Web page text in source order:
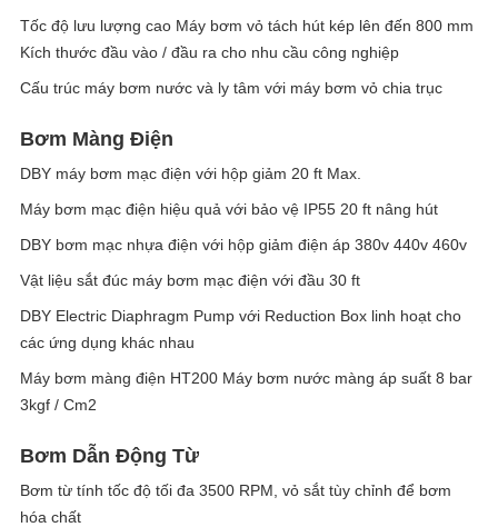
Tốc độ lưu lượng cao Máy bơm vỏ tách hút kép lên đến 800 mm
Kích thước đầu vào / đầu ra cho nhu cầu công nghiệp
Cấu trúc máy bơm nước và ly tâm với máy bơm vỏ chia trục
Bơm Màng Điện
DBY máy bơm mạc điện với hộp giảm 20 ft Max.
Máy bơm mạc điện hiệu quả với bảo vệ IP55 20 ft nâng hút
DBY bơm mạc nhựa điện với hộp giảm điện áp 380v 440v 460v
Vật liệu sắt đúc máy bơm mạc điện với đầu 30 ft
DBY Electric Diaphragm Pump với Reduction Box linh hoạt cho
các ứng dụng khác nhau
Máy bơm màng điện HT200 Máy bơm nước màng áp suất 8 bar
3kgf / Cm2
Bơm Dẫn Động Từ
Bơm từ tính tốc độ tối đa 3500 RPM, vỏ sắt tùy chỉnh để bơm
hóa chất